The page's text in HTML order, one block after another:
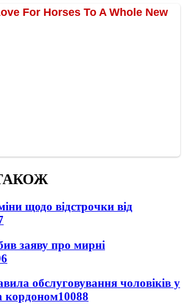
щодо відстрочки від
заяву про мирні
обслуговування чоловіків у
кордоном10088